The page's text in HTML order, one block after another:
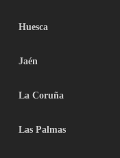
Huesca
Jaén
La Coruña
Las Palmas